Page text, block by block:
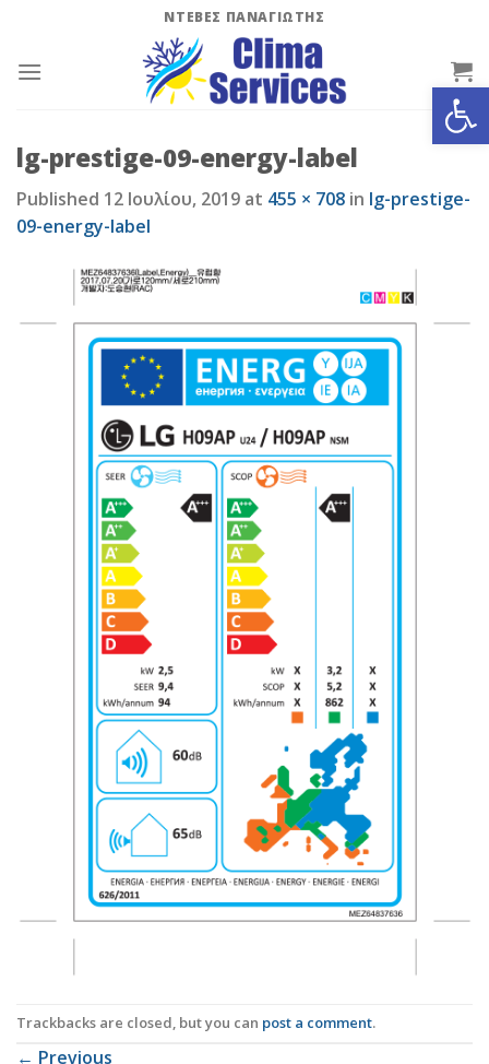
content
ΝΤΕΒΕΣ ΠΑΝΑΓΙΩΤΗΣ
lg-prestige-09-energy-label
Published 12 Ιουλίου, 2019 at 455 × 708 in lg-prestige-
09-energy-label
Trackbacks are closed, but you can post a comment.
← Previous